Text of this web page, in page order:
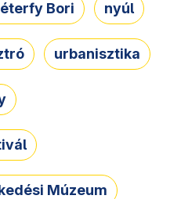
Bori nyúl
urbanisztika
Múzeum